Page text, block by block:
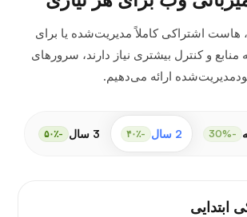
هاست اشتراکی کاملاً مدیریت‌شده یا برای
و کنترل بیشتری نیاز دارند، سرورهای
ارائه می‌دهیم.
-30% 2 سال -۴۰٪ 3 سال -۵۰٪
ابتدایی